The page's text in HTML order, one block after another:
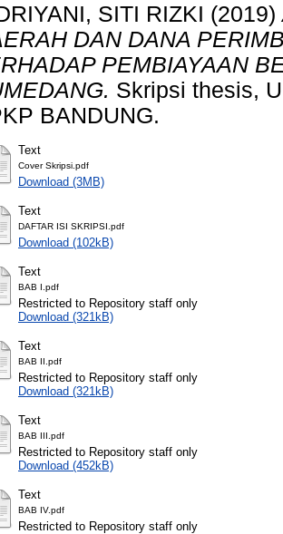
SITI RIZKI (2019)
DAN DANA
PEMBIAYAAN
Skripsi thesis,
BANDUNG.
Text
Cover Skripsi.pdf
Download (3MB)
Text
DAFTAR ISI SKRIPSI.pdf
Download (102kB)
Text
BAB I.pdf
Restricted to Repository staff only
Download (321kB)
Text
BAB II.pdf
Restricted to Repository staff only
Download (321kB)
Text
BAB III.pdf
Restricted to Repository staff only
Download (452kB)
Text
BAB IV.pdf
Restricted to Repository staff only